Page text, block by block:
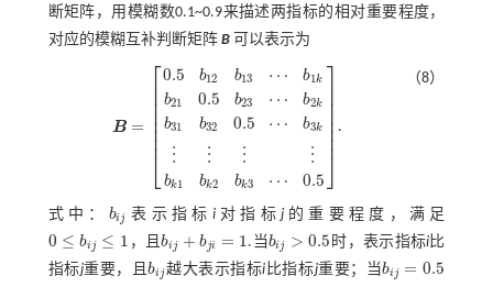
断矩阵，用模糊数0.1~0.9来描述两指标的相对重要程度，
对应的模糊互补判断矩阵 B可以表示为
B =
⎡
⎣
⎢⎢⎢⎢⎢⎢⎢
0.5
b21
b31
⋮
bk1
b12
0.5
b32
⋮
bk2
b13
b23
0.5
⋮
bk3
⋯
⋯
⋯
⋯
b1k
b2k
b3k
⋮
0.5
⎤
⎦
⎥⎥⎥⎥⎥⎥⎥
B= 0.5 12b13 ⋯b ⋯b2 k b.
（8）
式中： bi j
bij 表示指标 i对指标 j的重要程度，满足
0 ≤ bi j ≤ 1
0≤bi ≤1 ，且bi j + bji = 1
bij+ bji =1 .当bi j > 0.5
bij> 0.5 时，表示指标i 比
指标j重要，且bi j
bij 越大表示指标i 比指标j重要；当bi j = 0.5
bij= 0.5